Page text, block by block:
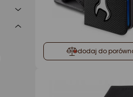
dodaj do